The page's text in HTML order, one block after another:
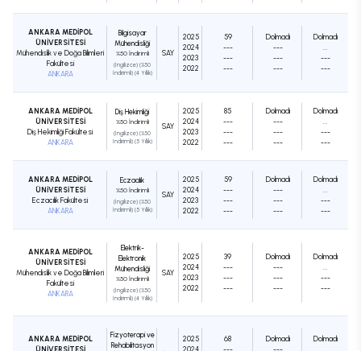
ANKARA MEDİPOL
ÜNİVERSİTESİ
Mühendislik ve Doğa Bilimleri
Fakültesi
ANKARA
Bilgisayar
Mühendisliği
%50 İndirimli
(İngilizce) (%50
İndirimli) (4 Yıllık)
SAY
2025
2024
2023
2022
59
---
---
---
Dolmadı
---
---
---
Dolmadı
---
---
ANKARA MEDİPOL
ÜNİVERSİTESİ
Diş Hekimliği Fakültesi
ANKARA
Diş Hekimliği
%50 İndirimli
(İngilizce) (%50
İndirimli) (5 Yıllık)
SAY
2025
2024
2023
2022
85
---
---
---
Dolmadı
---
---
---
Dolmadı
---
---
ANKARA MEDİPOL
ÜNİVERSİTESİ
Eczacılık Fakültesi
ANKARA
Eczacılık
%50 İndirimli
(İngilizce) (%50
İndirimli) (5 Yıllık)
SAY
2025
2024
2023
2022
59
---
---
---
Dolmadı
---
---
---
Dolmadı
---
---
ANKARA MEDİPOL
ÜNİVERSİTESİ
Mühendislik ve Doğa Bilimleri
Fakültesi
ANKARA
Elektrik-
Elektronik
Mühendisliği
%50 İndirimli
(İngilizce) (%50
İndirimli) (4 Yıllık)
SAY
2025
2024
2023
2022
39
---
---
---
Dolmadı
---
---
---
Dolmadı
---
---
ANKARA MEDİPOL
ÜNİVERSİTESİ
Fizyoterapi ve
Rehabilitasyon
2025
2024
68
---
Dolmadı
---
Dolmadı